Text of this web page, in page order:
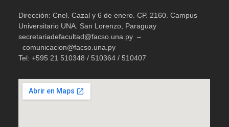
Dirección: Cnel. Cazal y 6 de enero. CP. 2160. Campus
Universitario UNA. San Lorenzo, Paraguay
secretariadefacultad@facso.una.py –
comunicacion@facso.una.py
Tel: +595 21 510348 / 510364 / 510407